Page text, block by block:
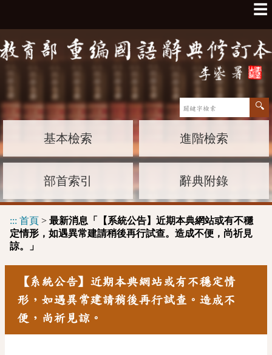
☰
基本檢索 進階檢索
部首索引 辭典附錄
::: 首頁 > 最新消息「【系統公告】近期本典網站或有不穩
定情形，如遇異常建請稍後再行試查。造成不便，尚祈見
諒。」
【系統公告】近期本典網站或有不穩定情
形，如遇異常建請稍後再行試查。造成不
便，尚祈見諒。